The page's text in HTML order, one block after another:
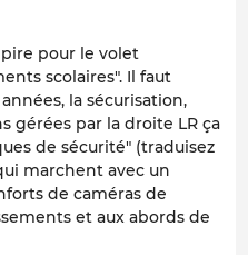
pour le volet
scolaires". Il faut
la sécurisation,
gérées par la droite LR ça
de sécurité" (traduisez
marchent avec un
de caméras de
et aux abords de